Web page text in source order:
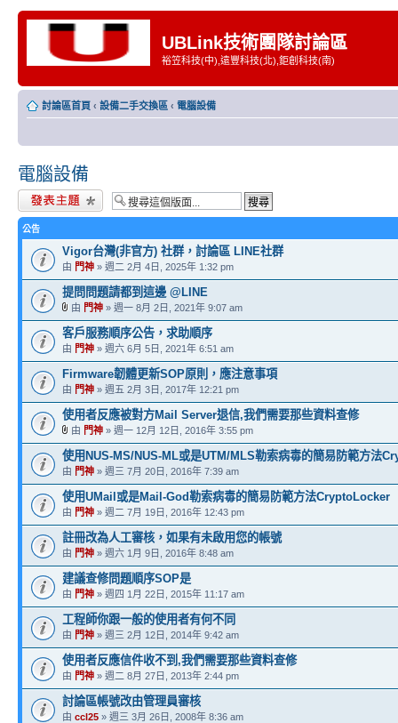
UBLink技術團隊討論區
裕笠科技(中),遠豐科技(北),鉅創科技(南)
討論區首頁 ‹ 設備二手交換區 ‹ 電腦設備
電腦設備
發表新主題
公告
Vigor台灣(非官方) 社群，討論區 LINE社群
由 門神 » 週二 2月 4日, 2025年 1:32 pm
提問問題請都到這邊 @LINE
由 門神 » 週一 8月 2日, 2021年 9:07 am
客戶服務順序公告，求助順序
由 門神 » 週六 6月 5日, 2021年 6:51 am
Firmware韌體更新SOP原則，應注意事項
由 門神 » 週五 2月 3日, 2017年 12:21 pm
使用者反應被對方Mail Server退信,我們需要那些資料查修
由 門神 » 週一 12月 12日, 2016年 3:55 pm
使用NUS-MS/NUS-ML或是UTM/MLS勒索病毒的簡易防範方法
由 門神 » 週三 7月 20日, 2016年 7:39 am
使用UMail或是Mail-God勒索病毒的簡易防範方法CryptoLocker
由 門神 » 週二 7月 19日, 2016年 12:43 pm
註冊改為人工審核，如果有未啟用您的帳號
由 門神 » 週六 1月 9日, 2016年 8:48 am
建議查修問題順序SOP是
由 門神 » 週四 1月 22日, 2015年 11:17 am
工程師你跟一般的使用者有何不同
由 門神 » 週三 2月 12日, 2014年 9:42 am
使用者反應信件收不到,我們需要那些資料查修
由 門神 » 週二 8月 27日, 2013年 2:44 pm
討論區帳號改由管理員審核
由 ccl25 » 週三 3月 26日, 2008年 8:36 am